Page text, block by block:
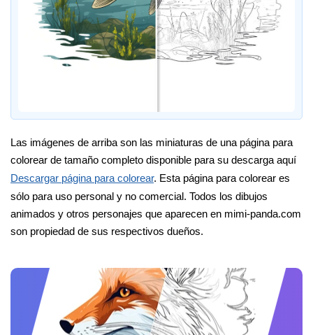
Las imágenes de arriba son las miniaturas de una página para
colorear de tamaño completo disponible para su descarga aquí
Descargar página para colorear. Esta página para colorear es
sólo para uso personal y no comercial. Todos los dibujos
animados y otros personajes que aparecen en mimi-panda.com
son propiedad de sus respectivos dueños.